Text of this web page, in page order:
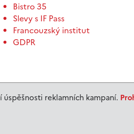
reklamních kampaní.
Bistro 35
Slevy s IF Pass
Francouzský institut
GDPR